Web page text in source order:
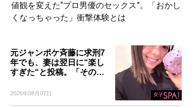
値観を変えた“プロ男優のセックス”。「おかし
くなっちゃった」衝撃体験とは
元ジャンポケ斉藤に求刑7
年でも、妻は翌日に“楽し
すぎた“と投稿。「その…
2026年08月07日